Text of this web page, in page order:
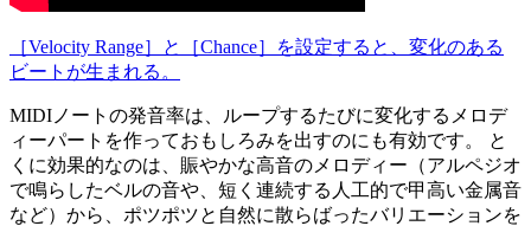
［Velocity Range］と［Chance］を設定すると、変化のある
ビートが生まれる。
MIDIノートの発音率は、ループするたびに変化するメロデ
ィーパートを作っておもしろみを出すのにも有効です。 と
くに効果的なのは、賑やかな高音のメロディー（アルペジオ
で鳴らしたベルの音や、短く連続する人工的で甲高い金属音
など）から、ポツポツと自然に散らばったバリエーションを